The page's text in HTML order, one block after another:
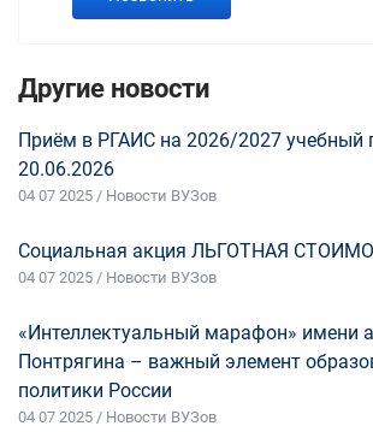
Другие новости
Приём в РГАИС на 2026/2027 учебный
20.06.2026
04 07 2025 / Новости ВУЗов
Социальная акция ЛЬГОТНАЯ
04 07 2025 / Новости ВУЗов
«Интеллектуальный марафон» имени
Понтрягина – важный элемент
политики России
04 07 2025 / Новости ВУЗов